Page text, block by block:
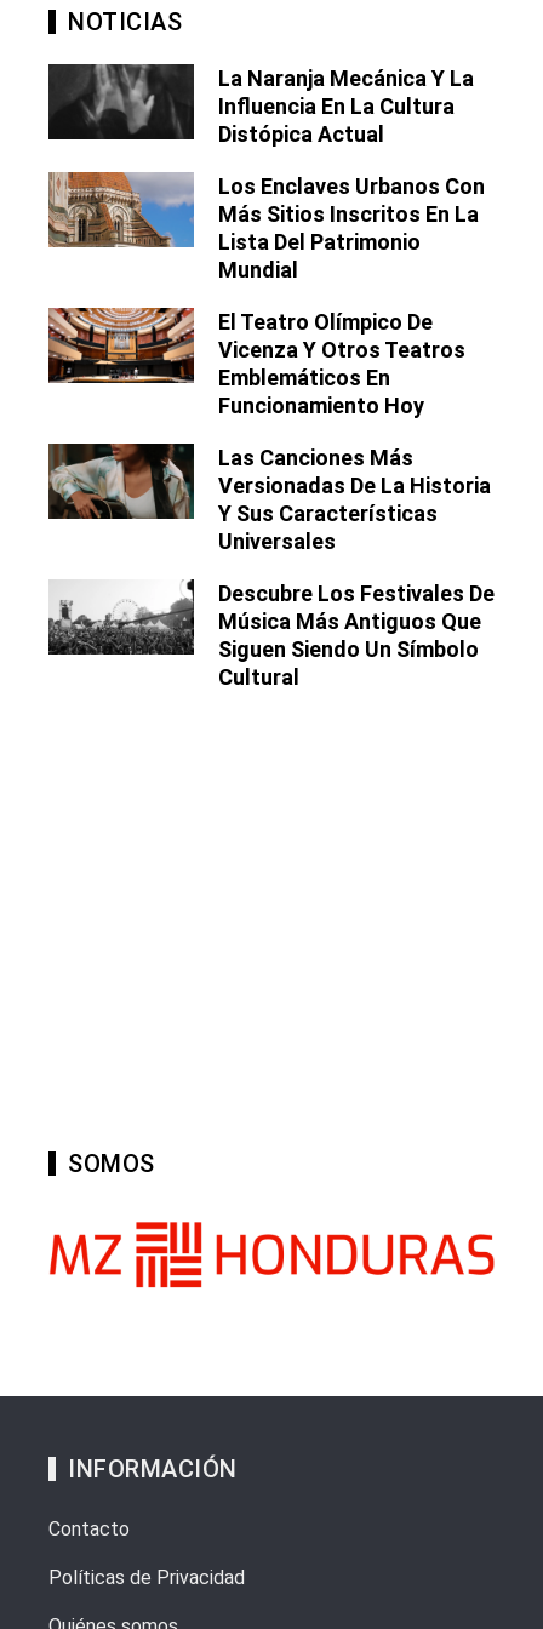
NOTICIAS
La Naranja Mecánica Y La
Influencia En La Cultura
Distópica Actual
Los Enclaves Urbanos Con
Más Sitios Inscritos En La
Lista Del Patrimonio
Mundial
El Teatro Olímpico De
Vicenza Y Otros Teatros
Emblemáticos En
Funcionamiento Hoy
Las Canciones Más
Versionadas De La Historia
Y Sus Características
Universales
Descubre Los Festivales De
Música Más Antiguos Que
Siguen Siendo Un Símbolo
Cultural
SOMOS
INFORMACIÓN
Contacto
Políticas de Privacidad